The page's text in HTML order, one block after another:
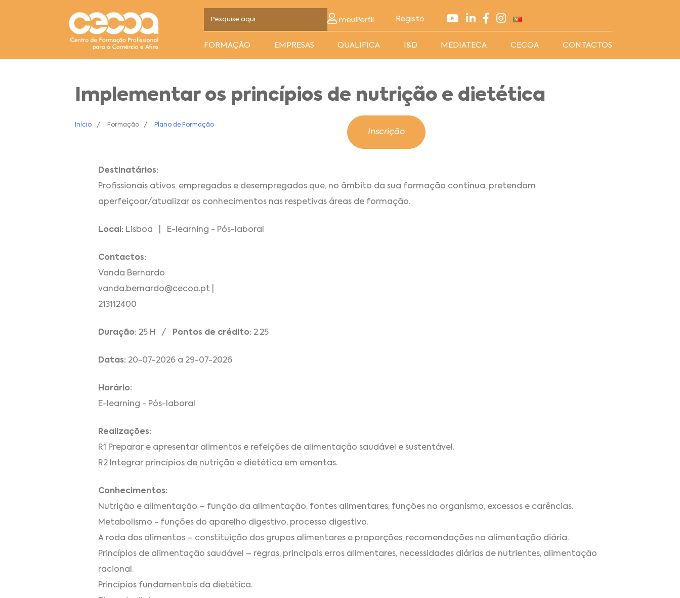
meuPerfil Registo
FORMAÇÃO EMPRESAS QUALIFICA I&D MEDIATECA CECOA CONTACTOS
Implementar os princípios de nutrição e dietética
Início Formação Plano de Formação
Inscrição
Destinatários:
Profissionais ativos, empregados e desempregados que, no âmbito da sua formação contínua, pretendam
aperfeiçoar/atualizar os conhecimentos nas respetivas áreas de formação.
Local: Lisboa | E-learning - Pós-laboral
Contactos:
Vanda Bernardo
vanda.bernardo@cecoa.pt |
213112400
Duração: 25 H / Pontos de crédito: 2.25
Datas: 20-07-2026 a 29-07-2026
Horário:
E-learning - Pós-laboral
Realizações:
R1 Preparar e apresentar alimentos e refeições de alimentação saudável e sustentável.
R2 Integrar princípios de nutrição e dietética em ementas.
Conhecimentos:
Nutrição e alimentação – função da alimentação, fontes alimentares, funções no organismo, excessos e carências.
Metabolismo - funções do aparelho digestivo, processo digestivo.
A roda dos alimentos – constituição dos grupos alimentares e proporções, recomendações na alimentação diária.
Princípios de alimentação saudável – regras, principais erros alimentares, necessidades diárias de nutrientes, alimentação
racional.
Princípios fundamentais da dietética.